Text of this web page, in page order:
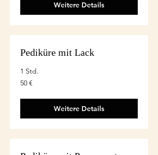
Weitere Details
Pediküre mit Lack
1 Std.
50
euro
50 €
Weitere Details